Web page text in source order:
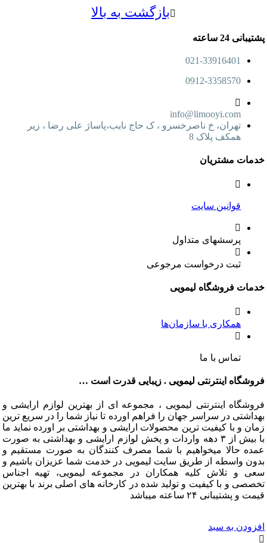
بازگشت به بالا
ساعته
021-33916401
0912-3358570
info@limooyi.com
تهران، خ ناصرخسرو ، ک حاج نایب،پاساژ علی رضا ، زیر
همکف پلاک 8
مشتریان
قوانین سایت
پرسشهای متداول
ثبت درخواست مرجوعی
فروشگاه لیمویی
همکاری با سازمان‌ها
تماس با ما
اینترنتی لیمویی . زیبایی قدرت است …
اینترنتی لیمویی ، مجموعه ای از بهترین لوازم ارایشی و
در سراسر جهان را فراهم اورده تا نیاز شما را در سریع ترین
و با کیفیت ترین محصولات ارایشی و بهداشتی بر اورده نماید ما
با بیش از ۳ دهه واردات و پخش لوازم ارایشی و بهداشتی به صورت
حالا میخواهیم با شما مصرف کنندگان به صورت مستقیم و
واسطه از طریق سایت لیمویی در خدمت شما عزیزان باشیم و
و تلاش کلیه همکاران در مجموعه لیمویی، تهیه اجناس
و با کیفیت و تولید شده در کارخانه های اصلی برند با بهترین
۲۴ ساعته میباشد
به سبد